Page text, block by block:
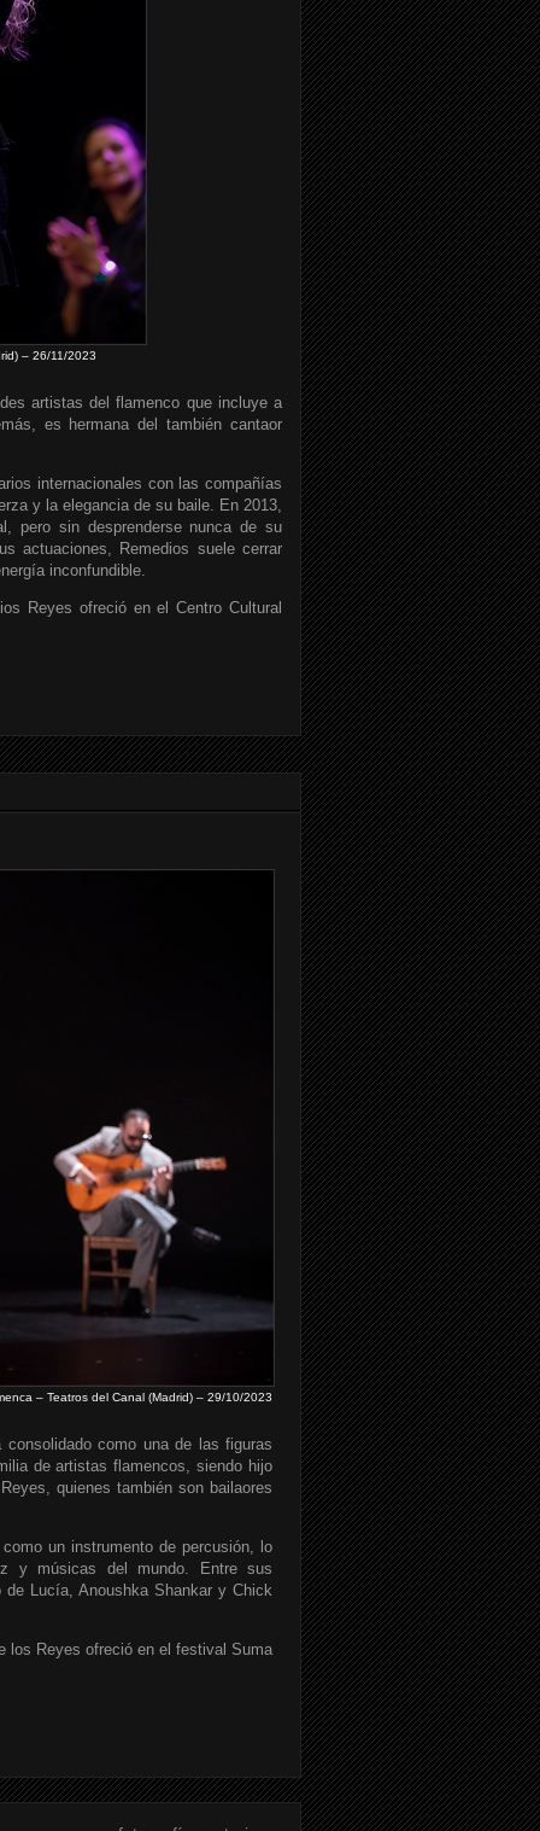
– 26/11/2023
artistas del flamenco que incluye a
es hermana del también cantaor
internacionales con las compañías
y la elegancia de su baile. En 2013,
pero sin desprenderse nunca de su
actuaciones, Remedios suele cerrar
inconfundible.
Reyes ofreció en el Centro Cultural
– Teatros del Canal (Madrid) – 29/10/2023
como una de las figuras
de artistas flamencos, siendo hijo
quienes también son bailaores
un instrumento de percusión, lo
y músicas del mundo. Entre sus
de Lucía, Anoushka Shankar y Chick
los Reyes ofreció en el festival Suma